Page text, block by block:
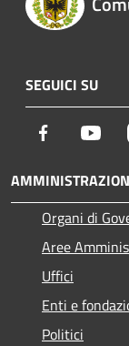
SEGUICI SU
Facebook
Organi di
Aree
Uffici
Enti e
Politici